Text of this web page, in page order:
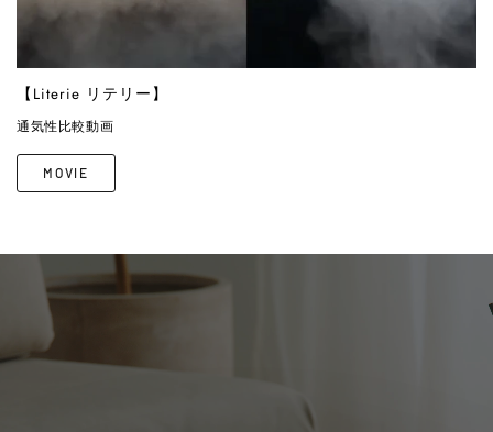
【Literie リテリー】
通気性比較動画
MOVIE